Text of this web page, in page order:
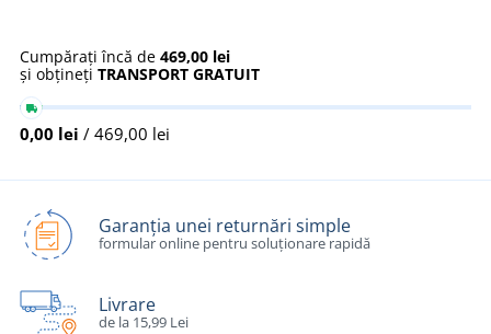
Cumpărați încă de 469,00 lei
și obțineți TRANSPORT GRATUIT
0,00 lei / 469,00 lei
Garanția unei returnări simple
formular online pentru soluționare rapidă
Livrare
de la 15,99 Lei